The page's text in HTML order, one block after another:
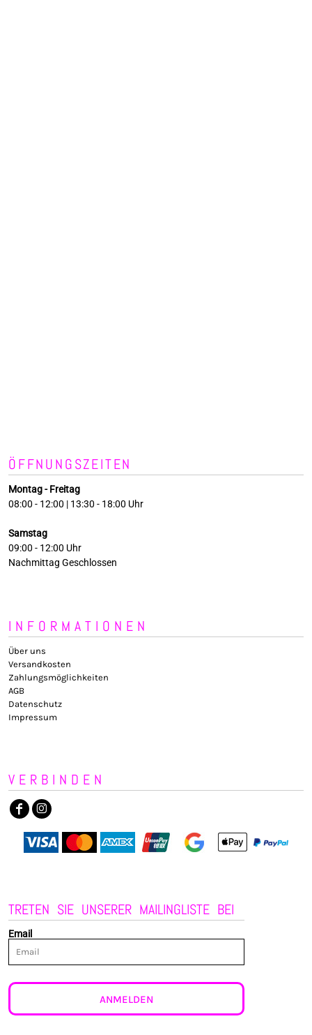
ÖFFNUNGSZEITEN
Montag - Freitag
08:00 - 12:00 | 13:30 - 18:00 Uhr
Samstag
09:00 - 12:00 Uhr
Nachmittag Geschlossen
INFORMATIONEN
Über uns
Versandkosten
Zahlungsmöglichkeiten
AGB
Datenschutz
Impressum
VERBINDEN
TRETEN SIE UNSERER MAILINGLISTE BEI
Email
ANMELDEN